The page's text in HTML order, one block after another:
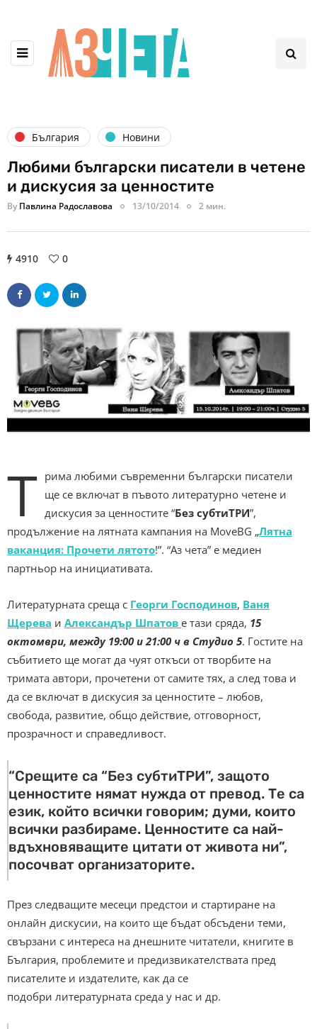
България Новини
Любими български писатели в четене
и дискусия за ценностите
By Павлина Радославова 13/10/2014 2 мин.
4910 0
Т рима любими съвременни български писатели
ще се включат в пъвото литературно четене и
дискусия за ценностите “Без субтиТРИ”,
продължение на лятната кампания на MoveBG „Лятна
ваканция: Прочети лятото!”. “Аз чета” е медиен
партньор на инициативата.
Литературната среща с Георги Господинов, Ваня
Щеревa и Александър Шпатов е тази сряда, 15
октомври, между 19:00 и 21:00 ч в Студио 5. Гостите на
събитието ще могат да чуят откъси от творбите на
тримата автори, прочетени от самите тях, а след това и
да се включат в дискусия за ценностите – любов,
свобода, развитие, общо действие, отговорност,
прозрачност и справедливост.
“Срещите са “Без субтиТРИ”, защото
ценностите нямат нужда от превод. Те са
език, който всички говорим; думи, които
всички разбираме. Ценностите са най-
вдъхновяващите цитати от живота ни”,
посочват организаторите.
През следващите месеци предстои и стартиране на
онлайн дискусии, на които ще бъдат обсъдени теми,
свързани с интереса на днешните читатели, книгите в
България, проблемите и предизвикателствата пред
писателите и издателите, как да се
подобри литературната среда у нас и др.